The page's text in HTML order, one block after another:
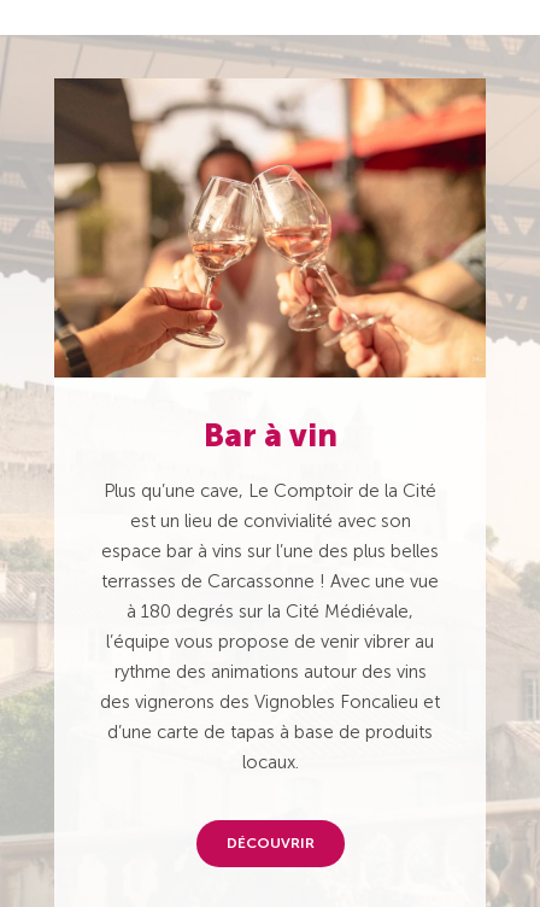
Bar à vin
Plus qu’une cave, Le Comptoir de la Cité
est un lieu de convivialité avec son
espace bar à vins sur l’une des plus belles
terrasses de Carcassonne ! Avec une vue
à 180 degrés sur la Cité Médiévale,
l’équipe vous propose de venir vibrer au
rythme des animations autour des vins
des vignerons des Vignobles Foncalieu et
d’une carte de tapas à base de produits
locaux.
DÉCOUVRIR